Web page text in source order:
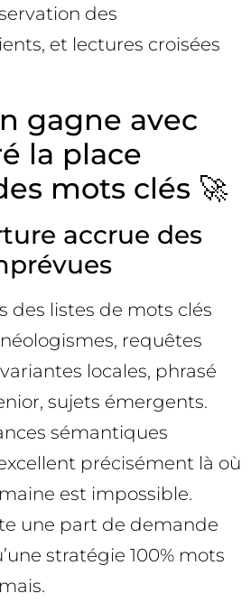
des
et lectures croisées
gagne avec
la place
mots clés 🚀
accrue des
des listes de mots clés
requêtes
locales, phrasé
sujets émergents.
sémantiques
précisément là où
est impossible.
une part de demande
stratégie 100% mots